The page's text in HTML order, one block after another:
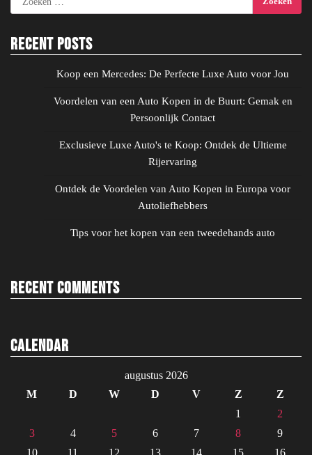
naar:
Recent Posts
Koop een Mercedes: De Perfecte Luxe Auto voor Jou
Voordelen van een Auto Kopen in de Buurt: Gemak en
Persoonlijk Contact
Exclusieve Luxe Auto's te Koop: Ontdek de Ultieme
Rijervaring
Ontdek de Voordelen van Auto Kopen in Europa voor
Autoliefhebbers
Tips voor het kopen van een tweedehands auto
Recent Comments
Calendar
augustus 2026
M
D W D V Z
Z
1
2
3
4 5 6 7 8
9
10
11 12 13 14 15 16